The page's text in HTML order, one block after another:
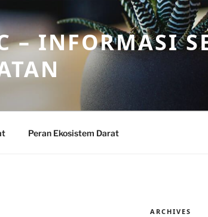
– INFORMASI
Peran Ekosistem Darat
ARCHIVES